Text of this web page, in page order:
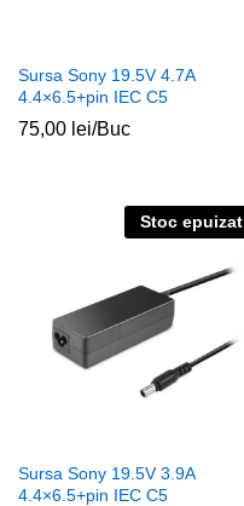
Sursa Sony 19.5V 4.7A
4.4×6.5+pin IEC C5
75,00 lei/Buc
Stoc epuizat
Sursa Sony 19.5V 3.9A
4.4×6.5+pin IEC C5